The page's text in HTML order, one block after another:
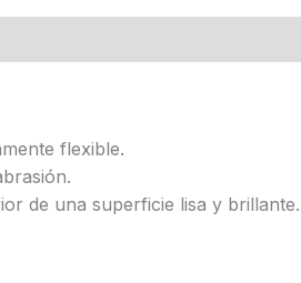
flexible.
de una superficie lisa y brillante.